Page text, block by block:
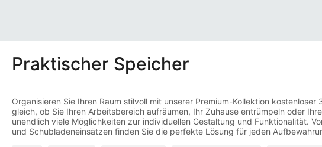
Praktischer Speicher
Organisieren Sie Ihren Raum stilvoll mit unserer Premium-Kollektion
gleich, ob Sie Ihren Arbeitsbereich aufräumen, Ihr Zuhause entrümpeln oder
unendlich viele Möglichkeiten zur individuellen Gestaltung und Funktionalität.